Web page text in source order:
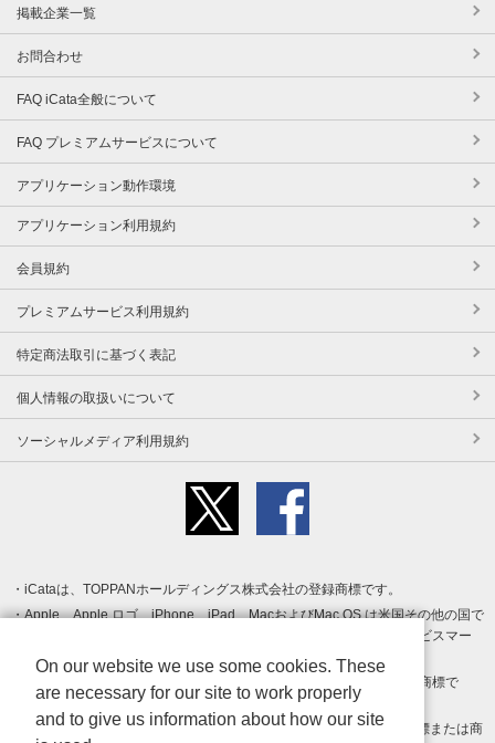
掲載企業一覧
お問合わせ
FAQ iCata全般について
FAQ プレミアムサービスについて
アプリケーション動作環境
アプリケーション利用規約
会員規約
プレミアムサービス利用規約
特定商法取引に基づく表記
個人情報の取扱いについて
ソーシャルメディア利用規約
iCataは、TOPPANホールディングス株式会社の登録商標です。
Apple、Apple ロゴ、iPhone、iPad、MacおよびMac OS は米国その他の国で
登録された Apple Inc. の商標です。App Store は Apple Inc. のサービスマー
クです。
Android、Google Play および Google Play ロゴ は Google LLC の商標で
す。
Windows は Microsoft Inc.の米国およびその他の国における登録商標または商
On our website we use some cookies. These
are necessary for our site to work properly
and to give us information about how our site